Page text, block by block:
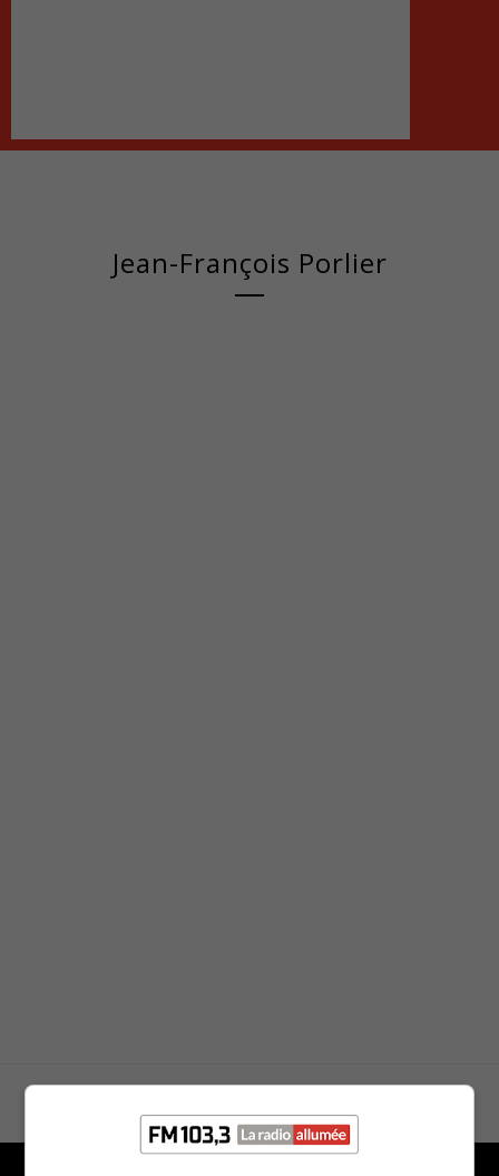
Jean-François Porlier